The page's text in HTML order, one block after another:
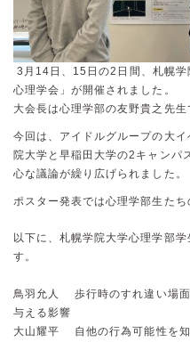
3月14日、15日の2日間、札幌学
心理学会」が開催されました。
大会長は心理学部の友野貴之先生
今回は、アイドルグループの大
院大学と早稲田大学の2キャンパ
心な議論が繰り広げられました。
ポスター発表では心理学部生たち
以下に、札幌学院大学心理学部
す。
鳥羽允人 歩行時のすれ違い場面
与える影響
大山耀平 自他の行為可能性を